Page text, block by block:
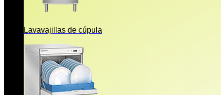
Lavavajillas de cúpula